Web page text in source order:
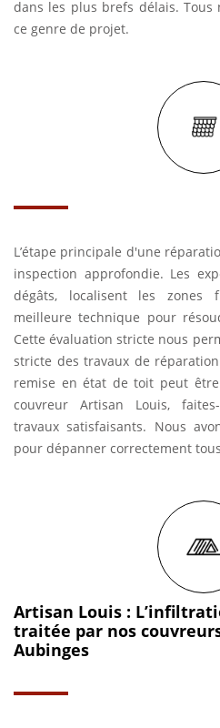
dans les plus brefs délais.
ce genre de projet.
L’étape principale d'une
inspection approfondie. Les
dégâts, localisent les zones
meilleure technique pour
Cette évaluation stricte nous
stricte des travaux de
remise en état de toit peut
couvreur Artisan Louis,
travaux satisfaisants. Nous
pour dépanner correctement
Artisan Louis :
traitée par nos
Aubinges